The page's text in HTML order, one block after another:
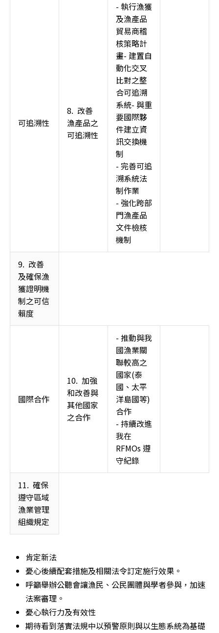
8.  改善
漁產品之
- 執行漁獲
及漁產品
貿易商稽
核策略計
畫- 建置自
動化交叉
比對之整
合可追溯
系統- 與重
要國際夥
件建立資
訊交換機
制
- 完善可追
溯系統法
制作業
- 強化跨部
門漁產品
文件檢核
機制
9.  改善
及確保漁
獲證明機
制之可信
賴度
10.  加強
和改善與
其他國家
之合作
- 推動與我
國漁業關
聯較高之
國家(泰
國、太平
洋島國等)
合作
- 持續改進
我在
RFMOs 遵
守紀錄
11.  確保
遵守區域
漁業管理
肯定新法
憂心後續配套措施及相關法令訂定施行效果。
呼籲舉辦公聽會讓漁民、公民團體與學者參與，加速
法案審理。
憂心執行力及有效性
期待看到落實法規中以預警原則與以生態系統為基礎